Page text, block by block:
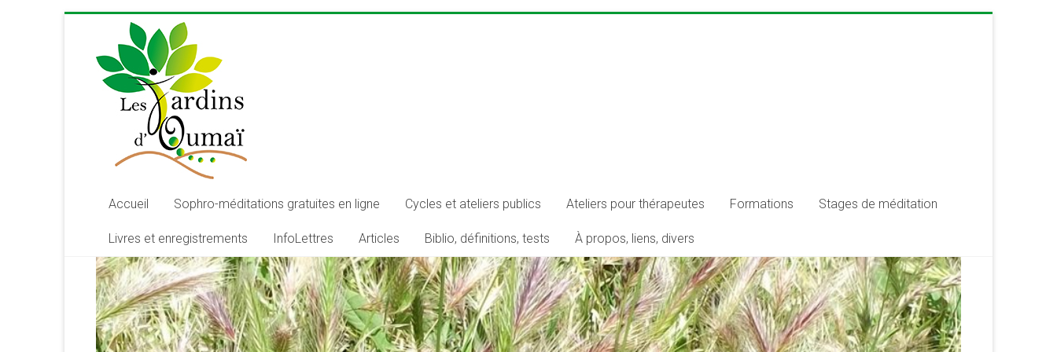
content
Les
Jardins
d'Oumaï
d'épanouissement
de
conscience
et
de
développement
de
la
Accueil Sophro-méditations gratuites en ligne Cycles et ateliers publics Ateliers pour thérapeutes Formations Stages de méditation
Livres et enregistrements InfoLettres Articles Biblio, définitions, tests À propos, liens, divers